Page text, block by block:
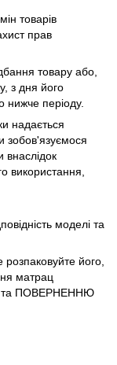
товарів
прав
товару або,
з дня його
нижче періоду.
надається
зобов'язуємося
внаслідок
використання,
моделі та
його,
матрац
та ПОВЕРНЕННЮ